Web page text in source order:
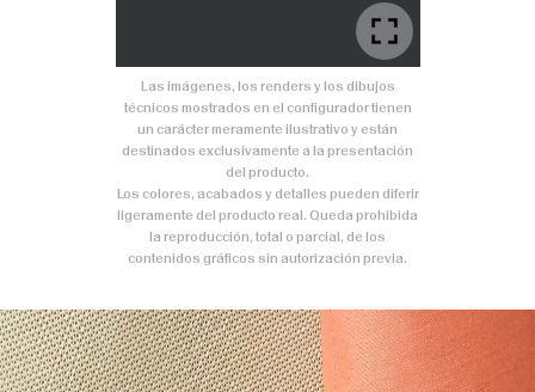
Las imágenes, los renders y los dibujos
técnicos mostrados en el configurador tienen
un carácter meramente ilustrativo y están
destinados exclusivamente a la presentación
del producto.
Los colores, acabados y detalles pueden diferir
ligeramente del producto real. Queda prohibida
la reproducción, total o parcial, de los
contenidos gráficos sin autorización previa.